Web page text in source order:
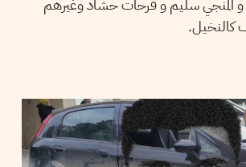
و المنجي سليم و فرحات حشاد وغيرهم